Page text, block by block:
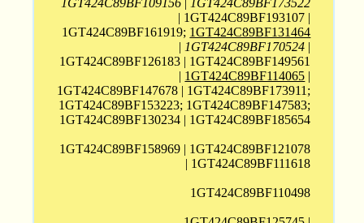
| 1GT424C89BF193107 |
1GT424C89BF161919; 1GT424C89BF131464
| 1GT424C89BF170524 |
1GT424C89BF126183 | 1GT424C89BF149561
| 1GT424C89BF114065 |
1GT424C89BF147678 | 1GT424C89BF173911;
1GT424C89BF153223; 1GT424C89BF147583;
1GT424C89BF130234 | 1GT424C89BF185654
1GT424C89BF158969 | 1GT424C89BF121078
| 1GT424C89BF111618
1GT424C89BF110498